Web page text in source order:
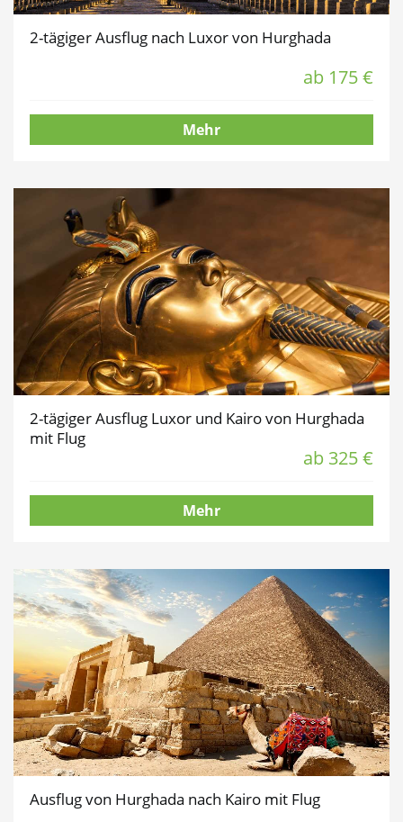
2-tägiger Ausflug nach Luxor von Hurghada
ab 175 €
Mehr
2-tägiger Ausflug Luxor und Kairo von Hurghada
mit Flug
ab 325 €
Mehr
Ausflug von Hurghada nach Kairo mit Flug